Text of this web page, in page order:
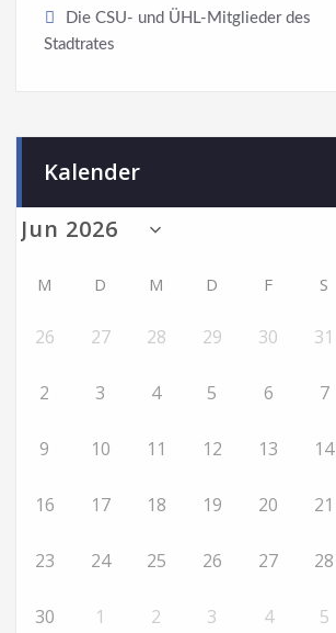
Die CSU- und ÜHL-Mitglieder des
Stadtrates
Kalender
M D M D F S
26 27 28 29 30 31
2 3 4 5 6 7
9 10 11 12 13 14
16 17 18 19 20 21
23 24 25 26 27 28
30 1 2 3 4 5